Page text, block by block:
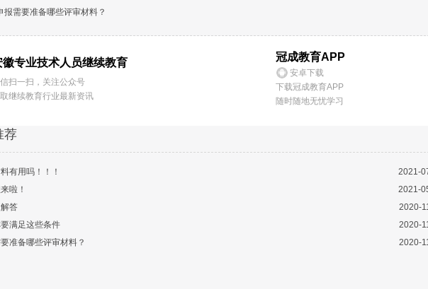
报需要准备哪些评审材料？
徽专业技术人员继续教育
扫一扫，关注公众号
继续教育行业最新资讯
冠成教育APP
安卓下载
下载冠成教育APP
随时随地无忧学习
荐
有用吗！！！
2021-
啦！
2021-
答
2020-
满足这些条件
2020-
准备哪些评审材料？
2020-